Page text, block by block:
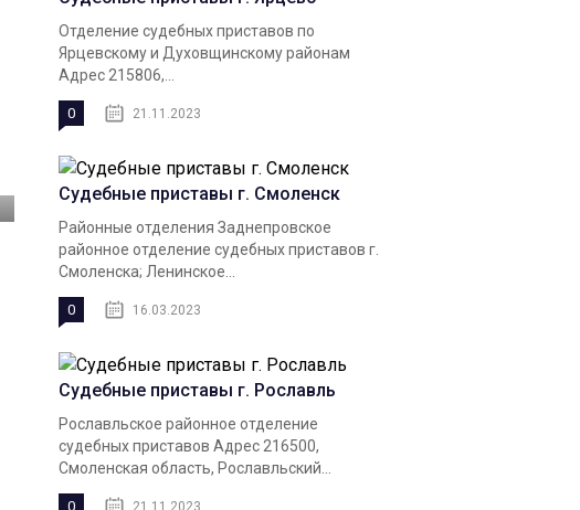
Отделение судебных приставов по
Ярцевскому и Духовщинскому районам
Адрес 215806,...
0 21.11.2023
Судебные приставы г. Смоленск
Районные отделения Заднепровское
районное отделение судебных приставов г.
Смоленска; Ленинское...
0 16.03.2023
Судебные приставы г. Рославль
Рославльское районное отделение
судебных приставов Адрес 216500,
Смоленская область, Рославльский...
0 21.11.2023